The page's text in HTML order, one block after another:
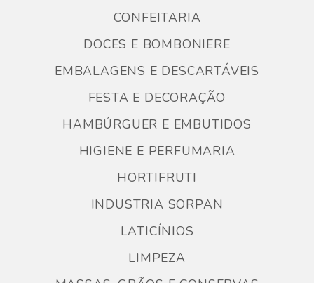
CONFEITARIA
DOCES E BOMBONIERE
EMBALAGENS E DESCARTÁVEIS
FESTA E DECORAÇÃO
HAMBÚRGUER E EMBUTIDOS
HIGIENE E PERFUMARIA
HORTIFRUTI
INDUSTRIA SORPAN
LATICÍNIOS
LIMPEZA